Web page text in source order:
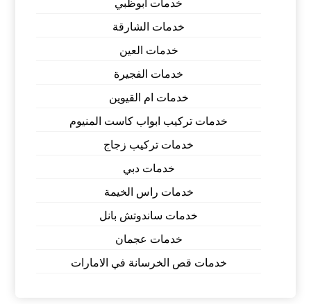
خدمات ابوظبي
خدمات الشارقة
خدمات العين
خدمات الفجيرة
خدمات ام القيوين
خدمات تركيب ابواب كاست المنيوم
خدمات تركيب زجاج
خدمات دبي
خدمات راس الخيمة
خدمات ساندوتش بانل
خدمات عجمان
خدمات قص الخرسانة في الامارات